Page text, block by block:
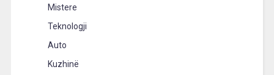
Mistere
Teknologji
Auto
Kuzhinë